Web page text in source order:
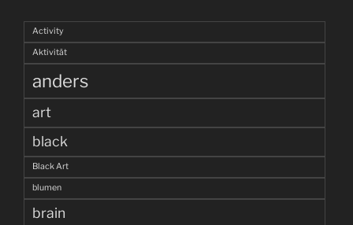
Activity
Aktivität
anders
art
black
Black Art
blumen
brain